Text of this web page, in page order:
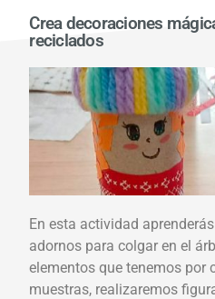
Crea decoraciones
reciclados
En esta actividad
adornos para colgar en el
elementos que tenemos por
muestras, realizaremos